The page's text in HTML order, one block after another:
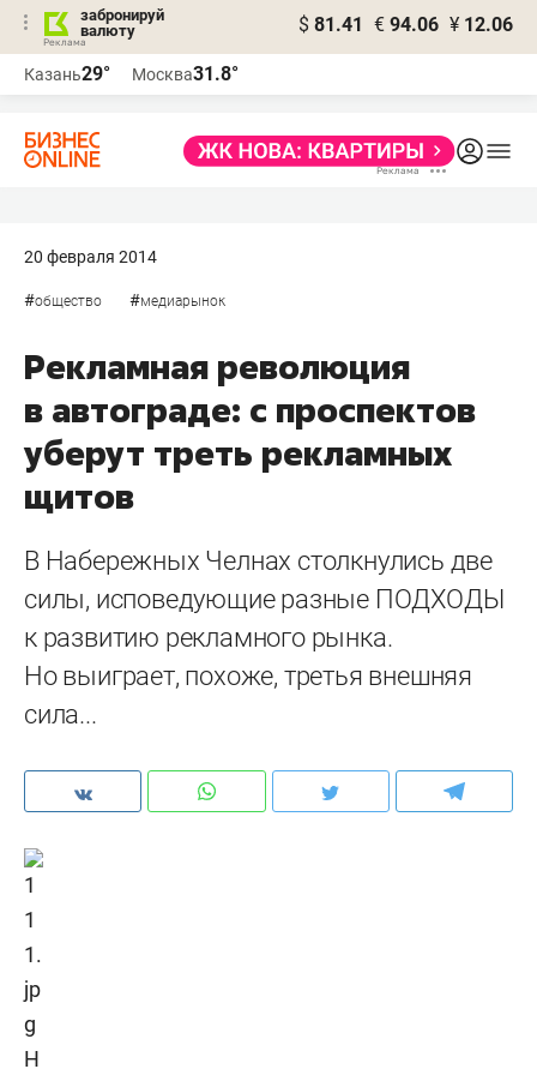
забронируй
валюту
$ 81.41 € 94.06 ¥ 12.06
Казань29° Москва31.8°
20 февраля 2014
#общество #медиарынок
Рекламная революция
в автограде: с проспектов
уберут треть рекламных
щитов
В Набережных Челнах столкнулись две
силы, исповедующие разные ПОДХОДЫ
к развитию рекламного рынка.
Но выиграет, похоже, третья внешняя
сила...
Н